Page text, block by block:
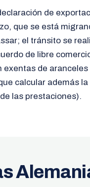
de
que se está
el tránsito se
de libre
exentas de aranceles
calcular además la
las prestaciones).